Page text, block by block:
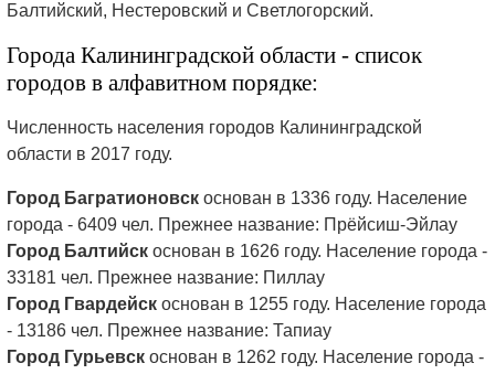
Балтийский, Нестеровский и Светлогорский.
Города Калининградской области - список
городов в алфавитном порядке:
Численность населения городов Калининградской
области в 2017 году.
Город Багратионовск основан в 1336 году. Население
города - 6409 чел. Прежнее название: Прёйсиш-Эйлау
Город Балтийск основан в 1626 году. Население города -
33181 чел. Прежнее название: Пиллау
Город Гвардейск основан в 1255 году. Население города
- 13186 чел. Прежнее название: Тапиау
Город Гурьевск основан в 1262 году. Население города -